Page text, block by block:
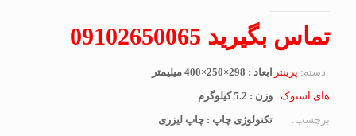
تماس بگیرید 09102650065
ابعاد : 298×250×400 میلیمتر
وزن : 5.2 کیلوگرم
تکنولوژی چاپ : چاپ لیزری
دسته: پرینتر
های استوک
برچسب: